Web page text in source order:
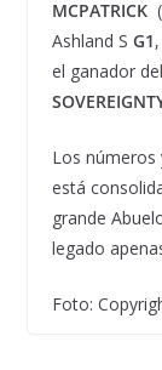
MCPATRICK
Ashland S G1,
el ganador
Los números
está
grande
legado
Foto: